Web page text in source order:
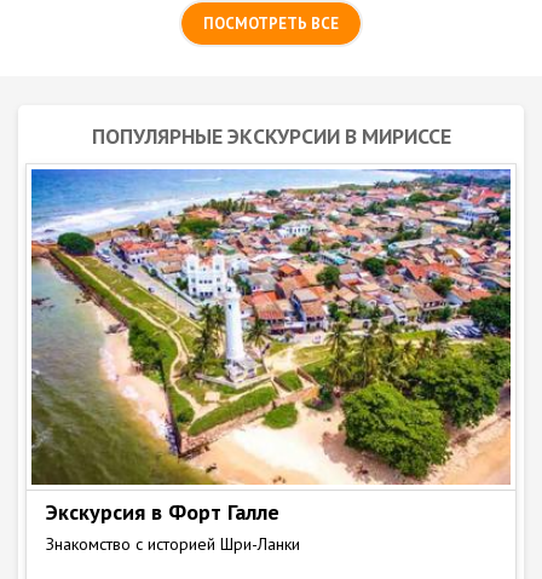
ПОСМОТРЕТЬ ВСЕ
ПОПУЛЯРНЫЕ ЭКСКУРСИИ В МИРИССЕ
Экскурсия в Форт Галле
Знакомство с историей Шри-Ланки